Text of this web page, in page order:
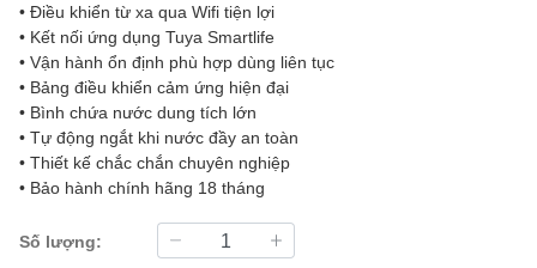
• Điều khiển từ xa qua Wifi tiện lợi
• Kết nối ứng dụng Tuya Smartlife
• Vận hành ổn định phù hợp dùng liên tục
• Bảng điều khiển cảm ứng hiện đại
• Bình chứa nước dung tích lớn
• Tự động ngắt khi nước đầy an toàn
• Thiết kế chắc chắn chuyên nghiệp
• Bảo hành chính hãng 18 tháng
Số lượng: